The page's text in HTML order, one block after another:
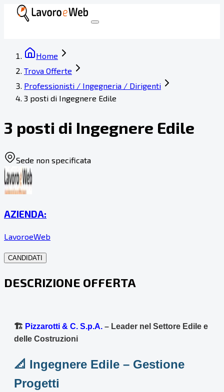
Home
Trova Offerte
Professionisti / Ingegneria / Dirigenti
3 posti di Ingegnere Edile
3 posti di Ingegnere Edile
Sede non specificata
AZIENDA:
LavoroeWeb
CANDIDATI
DESCRIZIONE OFFERTA
🏗️ Pizzarotti & C. S.p.A. – Leader nel Settore Edile e
delle Costruzioni
📐 Ingegnere Edile – Gestione
Progetti